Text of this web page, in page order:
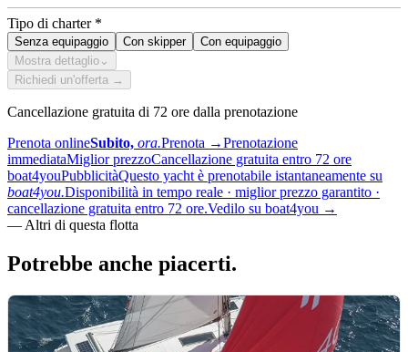
Tipo di charter *
Senza equipaggio Con skipper
Con equipaggio
Mostra dettaglio ⌄
Richiedi un'offerta →
Cancellazione gratuita di 72 ore dalla prenotazione
Prenota onlineSubito, ora.Prenota →Prenotazione
immediataMiglior prezzoCancellazione gratuita entro 72 ore
boat4youPubblicitàQuesto yacht è prenotabile istantaneamente su
boat4you.Disponibilità in tempo reale · miglior prezzo garantito ·
cancellazione gratuita entro 72 ore.Vedilo su boat4you →
— Altri di questa flotta
Potrebbe anche piacerti.